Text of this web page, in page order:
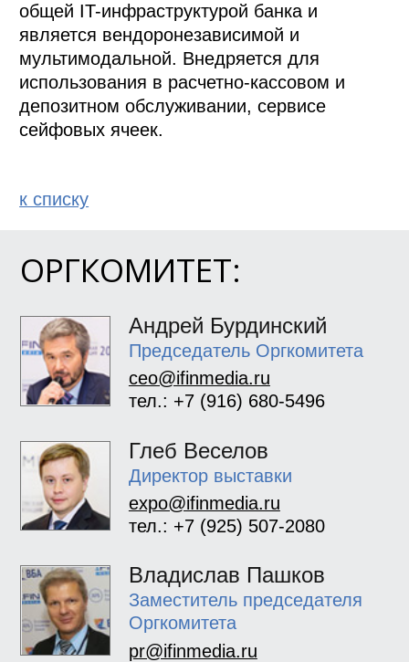
ОРГКОМИТЕТ:
Андрей Бурдинский
Председатель Оргкомитета
ceo@ifinmedia.ru
тел.: +7 (916) 680-5496
Глеб Веселов
Директор выставки
expo@ifinmedia.ru
тел.: +7 (925) 507-2080
Владислав Пашков
Заместитель председателя
Оргкомитета
pr@ifinmedia.ru
общей IT-инфраструктурой банка и
является вендоронезависимой и
мультимодальной. Внедряется для
использования в расчетно-кассовом и
депозитном обслуживании, сервисе
сейфовых ячеек.
к спиcку